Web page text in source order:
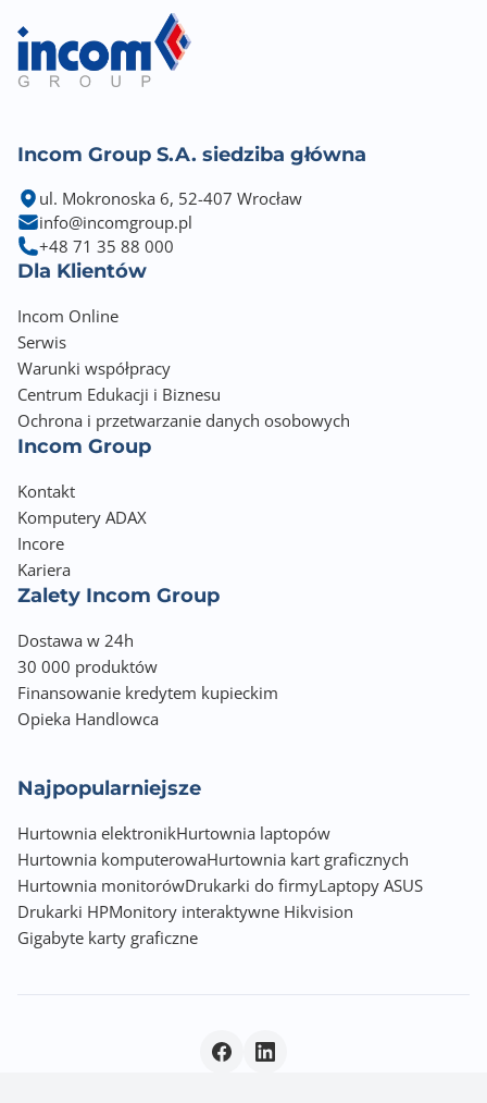
Incom Group S.A. siedziba główna
ul. Mokronoska 6, 52-407 Wrocław
info@incomgroup.pl
+48 71 35 88 000
Dla Klientów
Incom Online
Serwis
Warunki współpracy
Centrum Edukacji i Biznesu
Ochrona i przetwarzanie danych osobowych
Incom Group
Kontakt
Komputery ADAX
Incore
Kariera
Zalety Incom Group
Dostawa w 24h
30 000 produktów
Finansowanie kredytem kupieckim
Opieka Handlowca
Najpopularniejsze
Hurtownia elektronikHurtownia laptopów
Hurtownia komputerowaHurtownia kart graficznych
Hurtownia monitorówDrukarki do firmyLaptopy ASUS
Drukarki HPMonitory interaktywne Hikvision
Gigabyte karty graficzne